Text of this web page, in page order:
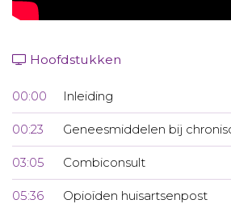
Hoofdstukken
00:00 Inleiding
00:23 Geneesmiddelen bij
03:05 Combiconsult
05:36 Opioïden huisartsenpost